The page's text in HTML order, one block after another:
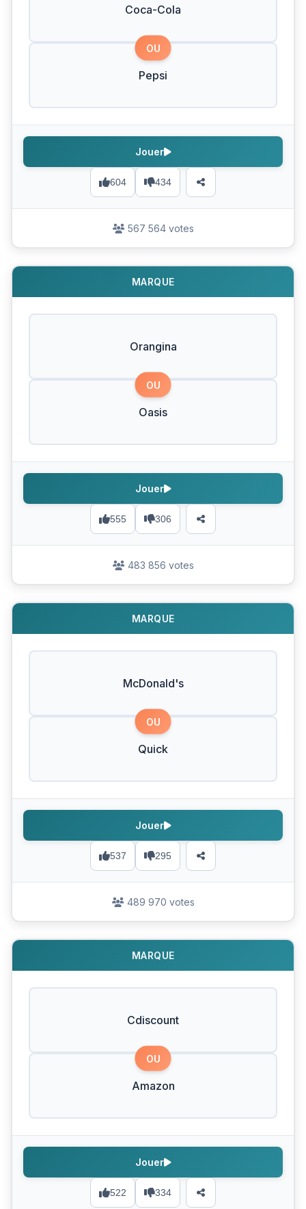
Coca-Cola
OU
Pepsi
604 434
Jouer
567 564 votes
MARQUE
Orangina
OU
Oasis
555 306
Jouer
483 856 votes
MARQUE
McDonald's
OU
Quick
537 295
Jouer
489 970 votes
MARQUE
Cdiscount
OU
Amazon
522 334
Jouer